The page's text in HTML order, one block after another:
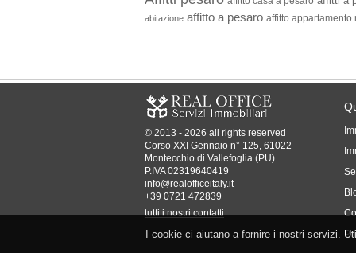
abitazione affitto a pesaro affitto appartamento
© 2013 - 2026 all rights reserved
Corso XXI Gennaio n° 125, 61022
Montecchio di Vallefoglia (PU)
P.IVA 02319640419
info@realofficeitaly.it
+39 0721 472839
tutti i nostri contatti
I cookie ci aiutano a fornire i nostri servizi.